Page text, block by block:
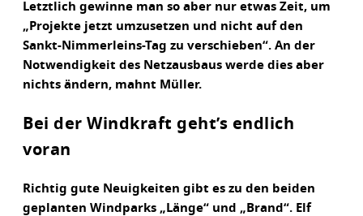
Letztlich gewinne man so aber nur etwas Zeit, um
„Projekte jetzt umzusetzen und nicht auf den
Sankt-Nimmerleins-Tag zu verschieben“. An der
Notwendigkeit des Netzausbaus werde dies aber
nichts ändern, mahnt Müller.
Bei der Windkraft geht’s endlich
voran
Richtig gute Neuigkeiten gibt es zu den beiden
geplanten Windparks „Länge“ und „Brand“. Elf